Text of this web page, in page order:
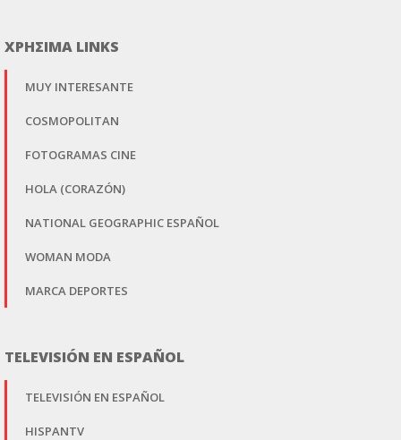
ΧΡΗΣΙΜΑ LINKS
MUY INTERESANTE
COSMOPOLITAN
FOTOGRAMAS CINE
HOLA (CORAZÓN)
NATIONAL GEOGRAPHIC ESPAÑOL
WOMAN MODA
MARCA DEPORTES
TELEVISIÓN EN ESPAÑOL
TELEVISIÓN EN ESPAÑOL
HISPANTV